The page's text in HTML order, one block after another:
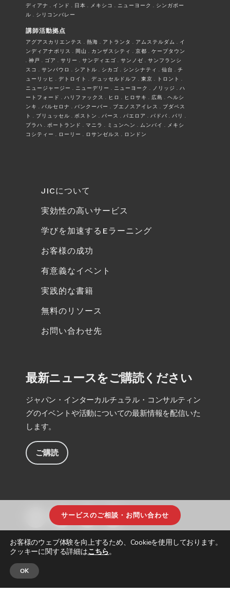
ディアナ . インド . 日本 . メキシコ . ニューヨーク . シンガポー
ル . シリコンバレー
講師活動拠点
アグアスカリエンテス . 熱海 . アトランタ . アムステルダム . イ
ンディアナポリス . 岡山 . カンザスシティ . 京都 . ケープタウン
. 神戸 . ゴア . サリー . サンディエゴ . サンノゼ . サンフランシ
スコ . サンパウロ . シアトル . シカゴ . シンシナティ . 仙台 . チ
ューリッヒ . デトロイト . デュッセルドルフ . 東京 . トロント .
ニュージャージー . ニューデリー . ニューヨーク . ノリッジ . ハ
ートフォード . ハリファックス . ヒロ . ヒロサキ . 広島 . ヘルシ
ンキ . バルセロナ . バンクーバー . ブエノスアイレス . ブダペス
ト . ブリュッセル . ボストン . パース . パエロア . パドバ . パリ .
プラハ . ポートランド . マニラ . ミュンヘン . ムンバイ . メキシ
コシティー . ローリー . ロサンゼルス . ロンドン
JICについて
実効性の高いサービス
学びを加速するEラーニング
お客様の成功
有意義なイベント
実践的な書籍
無料のリソース
お問い合わせ先
最新ニュースをご購読ください
ジャパン・インターカルチュラル・コンサルティン
グのイベントや活動についての最新情報を配信いた
します。
ご購読
サービスのご相談・お問い合わせ
お客様のウェブ体験を向上するため、Cookieを使用しております。
クッキーに関する詳細はこちら。
OK